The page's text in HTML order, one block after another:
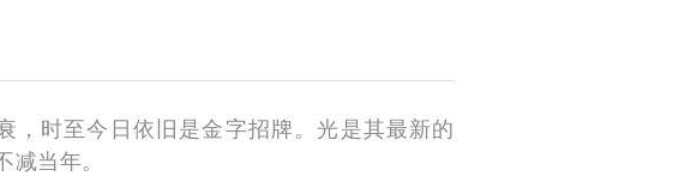
时至今日依旧是金字招牌。光是其最新的
当年。